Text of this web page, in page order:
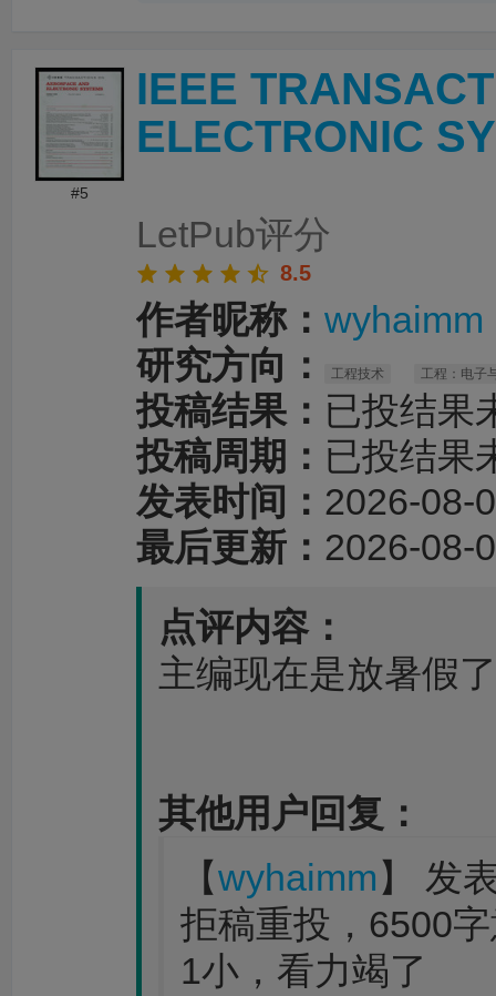
#5
IEEE
ELECTRONIC
LetPub评分
8.5
作者昵称： wyhaimm
研究方向：
工程技术 工程：电子
投稿结果： 已投结果
投稿周期： 已投结果
发表时间： 2026-08-
最后更新： 2026-08-
点评内容：
主编现在是放暑假
其他用户回复：
【wyhaimm 】 发
拒稿重投，6500
1小，看力竭了